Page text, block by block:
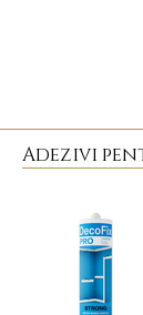
Adezivi